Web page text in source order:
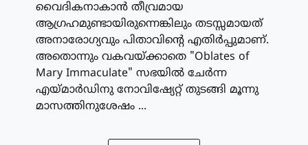
വൈദികനാകാന്‍ തീവ്രമായ
ആഗ്രഹമുണ്ടായിരുന്നെങ്കിലും തടസ്സമായത്
അനാരോഗ്യവും പിതാവിന്റെ എതിര്‍പ്പുമാണ്.
അതൊന്നും വകവയ്ക്കാതെ "Oblates of
Mary Immaculate" സഭയില്‍ ചേര്‍ന്ന
എയ്മാര്‍ഡിനു നോവിഷ്യേറ്റ് തുടങ്ങി മൂന്നു
മാസത്തിനുശേഷം ...